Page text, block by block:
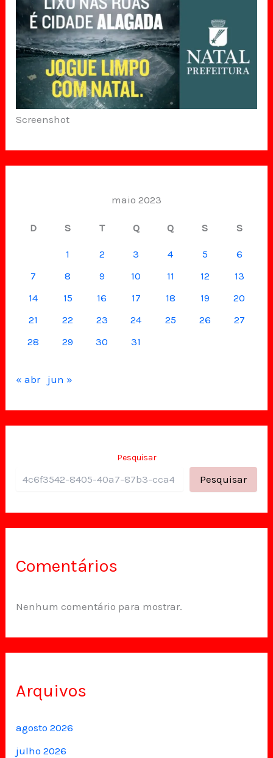
Screenshot
maio 2023
D S T Q Q S S
1 2 3 4 5
6
7
8 9 10 11 12
13
14
15 16 17 18 19
20
21
22 23 24 25 26
27
28
29 30 31
« abr jun »
Pesquisar
Pesquisar
Comentários
Nenhum comentário para mostrar.
Arquivos
agosto 2026
julho 2026